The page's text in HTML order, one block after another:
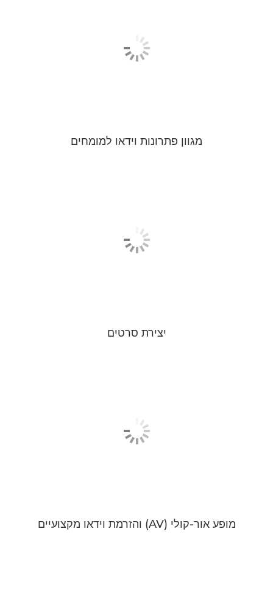
מגוון פתרונות וידאו למומחים
יצירת סרטים
מופע אור-קולי (AV) והזרמת וידאו מקצועיים